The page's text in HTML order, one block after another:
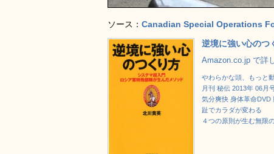
ソース： Canadian Special Operations
逆境に強い心のつ
Amazon.co.jp で詳
やわらかな頭、もっと
月刊 秘伝 2013年 06月
気分爽快 身体革命DVD
趾でカラダが変わる
４つの原則が生む無